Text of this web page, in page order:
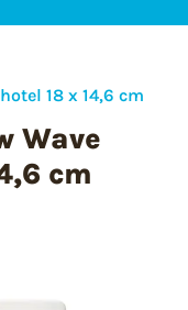
18 x 14,6 cm
Wave
cm